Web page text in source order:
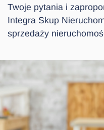
Twoje pytania i
Integra Skup
sprzedaży